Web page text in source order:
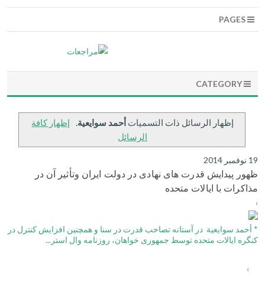
CATEGORY
‏إظهار الرسائل ذات التسمياتأحمد سوايعية.
إظهار كافة
الرسائل
19 نوفمبر 2014
ظهور پيدايش قدرت هاى نهادی در دولت ایران وتأثير آن در
مذاكرات با ايالات متحده
›
* أحمد سوايعية در آستانه تصاحب قدرت در سنا و همچنين افزايش كنترل در
كنگره ايالات متحده توسط جمهورى خواهان، روزنامه وال استر...
›